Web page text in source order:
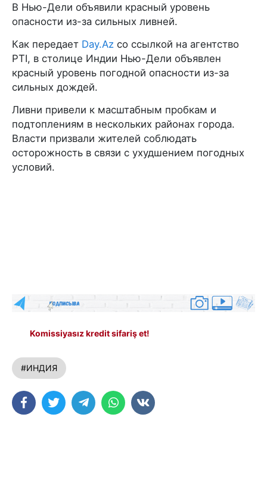
В Нью-Дели объявили красный уровень
опасности из-за сильных ливней.
Как передает Day.Az со ссылкой на агентство
PTI, в столице Индии Нью-Дели объявлен
красный уровень погодной опасности из-за
сильных дождей.
Ливни привели к масштабным пробкам и
подтоплениям в нескольких районах города.
Власти призвали жителей соблюдать
осторожность в связи с ухудшением погодных
условий.
Komissiyasız kredit sifariş et!
#ИНДИЯ